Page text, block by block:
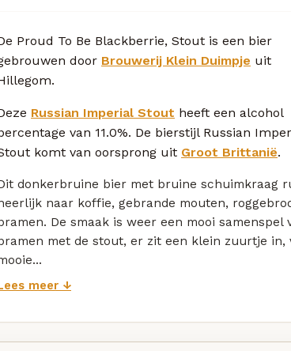
Proud To Be Blackberrie, Stout is een bier
door Brouwerij Klein Duimpje uit
Russian Imperial Stout heeft een alcohol
van 11.0%. De bierstijl Russian
komt van oorsprong uit Groot Brittanië.
donkerbruine bier met bruine schuimkraag
naar koffie, gebrande mouten,
De smaak is weer een mooi samenspel
met de stout, er zit een klein zuurtje in,
meer ↓